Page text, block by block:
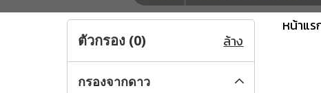
หน้าแร
ตัวกรอง (0) ล้าง
กรองจากดาว